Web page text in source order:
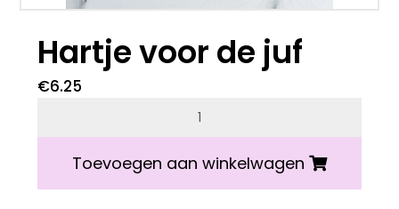
Hartje voor de juf
€6.25
Hartje voor de juf aantal
Toevoegen aan winkelwagen